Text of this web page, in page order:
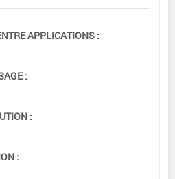
APPLICATIONS :
:
:
: